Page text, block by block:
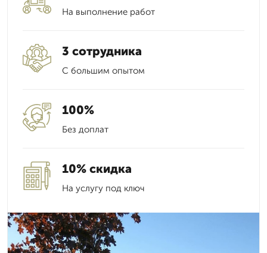
На выполнение работ
3 сотрудника
С большим опытом
100%
Без доплат
10% скидка
На услугу под ключ